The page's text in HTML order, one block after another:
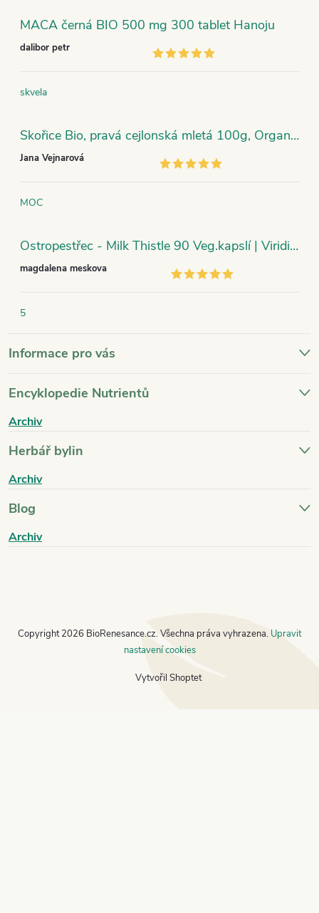
MACA černá BIO 500 mg 300 tablet Hanoju
dalibor petr
skvela
Skořice Bio, pravá cejlonská mletá 100g, Organic India
Jana Vejnarová
MOC
Ostropestřec - Milk Thistle 90 Veg.kapslí | Viridian
magdalena meskova
5
Informace pro vás
Encyklopedie Nutrientů
Archiv
Herbář bylin
Archiv
Blog
Archiv
Vytvořil Shoptet
Copyright 2026 BioRenesance.cz. Všechna práva vyhrazena. Upravit
nastavení cookies